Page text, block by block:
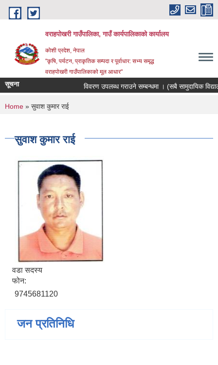
Skip to main content
वराहपोखरी गाउँपालिका, गाउँ कार्यपालिकाको कार्यालय
कोशी प्रदेश, नेपाल
"कृषि, पर्यटन, प्राकृतिक सम्पदा र पूर्वाधार: सभ्य समृद्ध
वराहपोखरी गाउँपालिकाको मूल आधार"
सूचना विवरण उपलब्ध गराउने सम्बन्धमा । (सबै सामुदायिक
You are here
Home » सुवाश कुमार राई
सुवाश कुमार राई
वडा सदस्य
फोन:
9745681120
जन प्रतिनिधि